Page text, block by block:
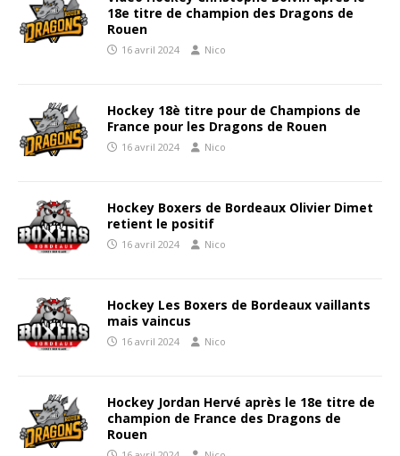
18e titre de champion des Dragons de
Rouen
16 avril 2024 Nico
Hockey 18è titre pour de Champions de
France pour les Dragons de Rouen
16 avril 2024 Nico
Hockey Boxers de Bordeaux Olivier Dimet
retient le positif
16 avril 2024 Nico
Hockey Les Boxers de Bordeaux vaillants
mais vaincus
16 avril 2024 Nico
Hockey Jordan Hervé après le 18e titre de
champion de France des Dragons de
Rouen